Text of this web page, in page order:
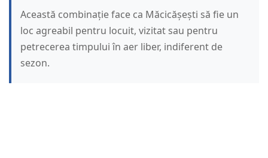
Această combinație face ca Măcicășești să fie un
loc agreabil pentru locuit, vizitat sau pentru
petrecerea timpului în aer liber, indiferent de
sezon.